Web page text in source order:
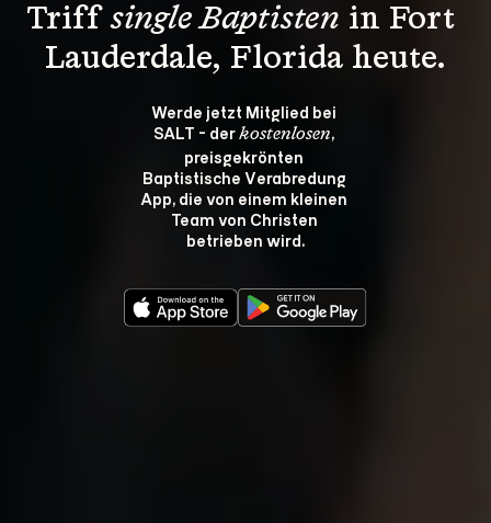
Triff single Baptisten in Fort
Lauderdale, Florida heute.
Werde jetzt Mitglied bei
SALT - der kostenlosen,
preisgekrönten
Baptistische Verabredung
App, die von einem kleinen
Team von Christen
betrieben wird.